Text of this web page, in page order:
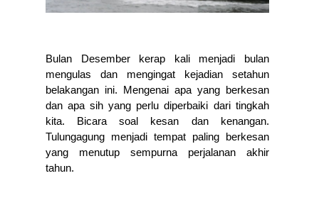
Bulan Desember kerap kali menjadi bulan
mengulas dan mengingat kejadian setahun
belakangan ini. Mengenai apa yang berkesan
dan apa sih yang perlu diperbaiki dari tingkah
kita. Bicara soal kesan dan kenangan.
Tulungagung menjadi tempat paling berkesan
yang menutup sempurna perjalanan akhir
tahun.